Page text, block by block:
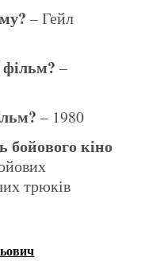
– Гейл
–
– 1980
трюків